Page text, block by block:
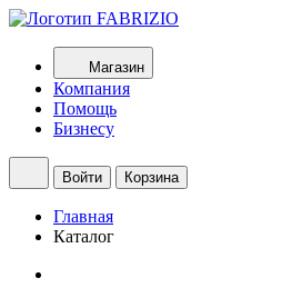
Магазин
Компания
Помощь
Бизнесу
Войти Корзина
Главная
Каталог